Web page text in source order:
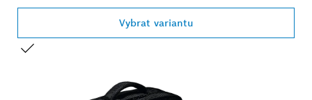
Vybrat variantu